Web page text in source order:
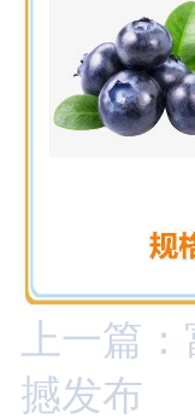
上一篇
撼发布